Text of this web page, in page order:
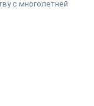
с многолетней